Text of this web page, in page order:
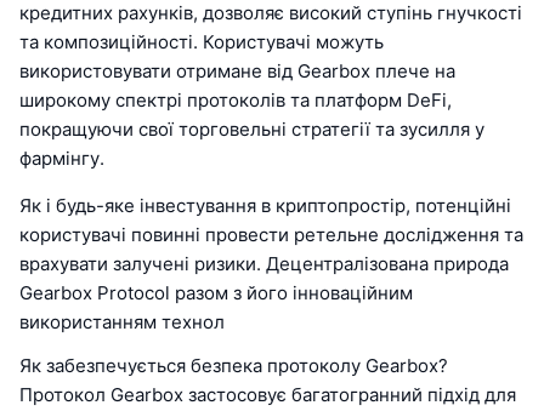
кредитних рахунків, дозволяє високий ступінь гнучкості
та композиційності. Користувачі можуть
використовувати отримане від Gearbox плече на
широкому спектрі протоколів та платформ DeFi,
покращуючи свої торговельні стратегії та зусилля у
фармінгу.
Як і будь-яке інвестування в криптопростір, потенційні
користувачі повинні провести ретельне дослідження та
врахувати залучені ризики. Децентралізована природа
Gearbox Protocol разом з його інноваційним
використанням технол
Як забезпечується безпека протоколу Gearbox?
Протокол Gearbox застосовує багатогранний підхід для